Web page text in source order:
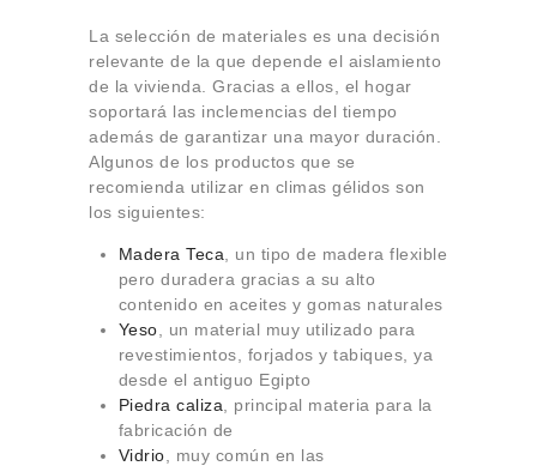
La selección de materiales es una decisión
relevante de la que depende el aislamiento
de la vivienda. Gracias a ellos, el hogar
soportará las inclemencias del tiempo
además de garantizar una mayor duración.
Algunos de los productos que se
recomienda utilizar en climas gélidos son
los siguientes:
Madera Teca , un tipo de madera flexible
pero duradera gracias a su alto
contenido en aceites y gomas naturales
Yeso , un material muy utilizado para
revestimientos, forjados y tabiques, ya
desde el antiguo Egipto
Piedra caliza , principal materia para la
fabricación de
Vidrio , muy común en las